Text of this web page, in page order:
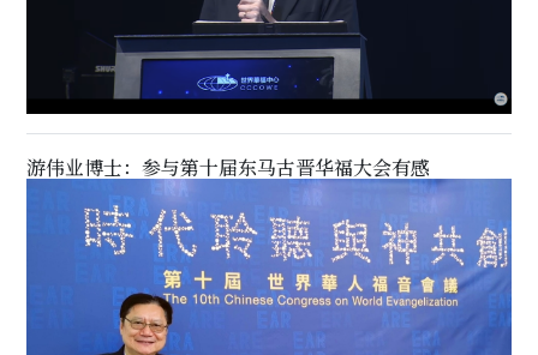
游伟业博士：参与第十届东马古晋华福大会有感